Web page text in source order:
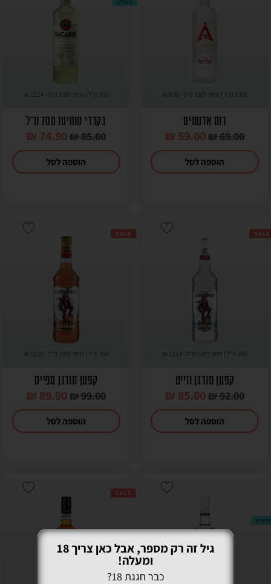
1000 מ"ל | מחיר ל100 מ"ל - 6.90
₪
רום ארטמיס
69.00
₪
59.00
₪
הוספה לסל
מומלץ
700 מ"ל | מחיר ל100 מ"ל - 12.14
₪
בקרדי מוחיטו 700 מ"ל
85.00
₪
74.90
₪
הוספה לסל
SALE
700 מ"ל | מחיר ל100 מ"ל - 13.14
₪
קפטן מורגן ווייט
92.00
₪
85.00
₪
הוספה לסל
SALE
750 מ"ל | מחיר ל100 מ"ל - 13.20
₪
קפטן מורגן ספייס
99.00
₪
89.90
₪
הוספה לסל
מומלץ
SALE
גיל זה רק מספר, אבל כאן צריך 18
ומעלה!
כבר חגגת 18?